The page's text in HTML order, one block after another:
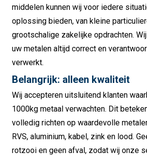
middelen kunnen wij voor iedere
oplossing bieden, van kleine
grootschalige zakelijke opdrachten.
uw metalen altijd correct en
verwerkt.
Belangrijk: alleen kwaliteit
Wij accepteren uitsluitend klanten
1000kg metaal verwachten. Dit
volledig richten op waardevolle
RVS, aluminium, kabel, zink en lood.
rotzooi en geen afval, zodat wij onze